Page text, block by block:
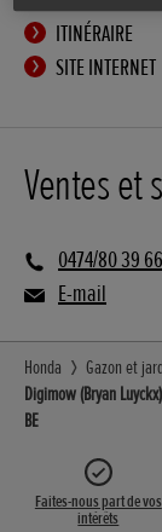
ITINÉRAIRE
SITE INTERNET
Ventes et
0474/80 39 66
E-mail
Honda
Gazon et
Digimow (Bryan
BE
Faites-nous part de vos
intérêts